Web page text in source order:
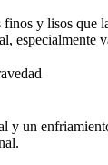
y lisos
especialmente
un
.